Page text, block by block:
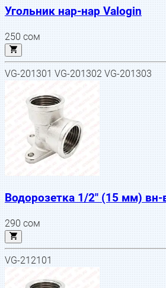
Угольник нар-нар Valogin
250сом
VG-201301 VG-201302 VG-201303
Водорозетка 1/2" (15 мм) вн-
290сом
VG-212101